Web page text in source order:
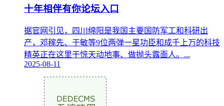
十年相伴有你论坛入口
据官网引见，四川绵阳是我国主要国防军工和科研出
产，邓稼先、于敏等9位两弹一星功臣和成千上万的科技
精英正在这里干惊天动地事、做抛头露面人。...
2025-08-11